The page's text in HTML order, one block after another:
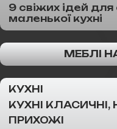
9 свіжих ідей
маленької кухні
МЕБЛІ
КУХНІ
КУХНІ
ПРИХОЖІ